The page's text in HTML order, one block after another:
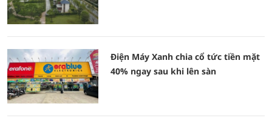
Điện Máy Xanh chia cổ tức tiền mặt
40% ngay sau khi lên sàn